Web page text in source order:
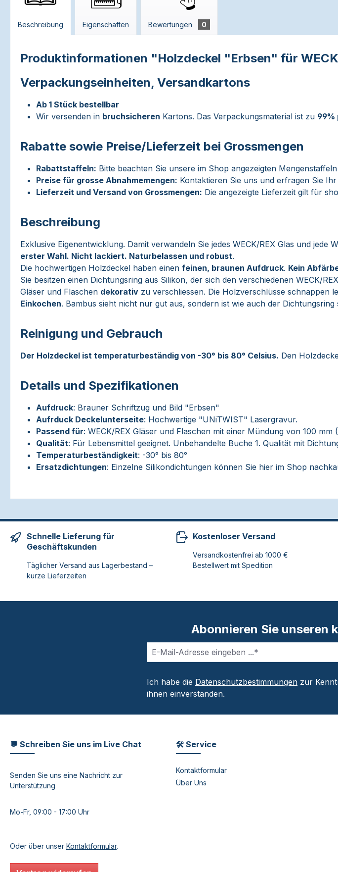
Beschreibung Eigenschaften Bewertungen 0
Produktinformationen "Holzdeckel "Erbsen" für
Verpackungseinheiten, Versandkartons
Ab 1 Stück bestellbar
Wir versenden in bruchsicheren Kartons. Das Verpackungsmaterial ist zu 99%
Rabatte sowie Preise/Lieferzeit bei Grossmengen
Rabattstaffeln: Bitte beachten Sie unsere im Shop angezeigten
Preise für grosse Abnahmemengen: Kontaktieren Sie uns und erfragen Sie
Lieferzeit und Versand von Grossmengen: Die angezeigte Lieferzeit gilt für
Beschreibung
Exklusive Eigenentwicklung. Damit verwandeln Sie jedes WECK/REX Glas und jede
erster Wahl. Nicht lackiert. Naturbelassen und robust.
Die hochwertigen Holzdeckel haben einen feinen, braunen Aufdruck. Kein
Sie besitzen einen Dichtungsring aus Silikon, der sich den verschiedenen WECK/
Gläser und Flaschen dekorativ zu verschliessen. Die Holzverschlüsse schnappen
Einkochen. Bambus sieht nicht nur gut aus, sondern ist wie auch der Dichtungsring
Reinigung und Gebrauch
Der Holzdeckel ist temperaturbeständig von -30° bis 80° Celsius. Den
Details und Spezifikationen
Aufdruck: Brauner Schriftzug und Bild "Erbsen"
Aufrduck Deckelunterseite: Hochwertige "UNiTWIST" Lasergravur.
Passend für: WECK/REX Gläser und Flaschen mit einer Mündung von 100 mm
Qualität: Für Lebensmittel geeignet. Unbehandelte Buche 1. Qualität mit
Temperaturbeständigkeit: -30° bis 80°
Ersatzdichtungen: Einzelne Silikondichtungen können Sie hier im Shop
Schnelle Lieferung für
Geschäftskunden
Täglicher Versand aus Lagerbestand –
kurze Lieferzeiten
Kostenloser Versand
Versandkostenfrei ab 1000 €
Bestellwert mit Spedition
Abonnieren Sie unseren
Ich habe die Datenschutzbestimmungen zur
ihnen einverstanden.
💬 Schreiben Sie uns im Live Chat
Senden Sie uns eine Nachricht zur
Unterstützung
Mo-Fr, 09:00 - 17:00 Uhr
Oder über unser Kontaktformular.
🛠 Service
Kontaktformular
Über Uns